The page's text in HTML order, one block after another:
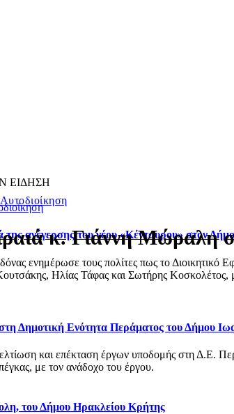
ΕΙΔΗΣΗ
ανέγερσης του νέου «Κένταυρου» στον
ενημέρωσε τους πολίτες πως το Διοικητικό
Ηλίας Τάφας και Σωτήρης Κοσκολέτος,
Δημοτική Ενότητα Περάματος του Δήμου
και επέκταση έργων υποδομής στη Δ.Ε.
με τον ανάδοχο του έργου.
του Δήμου Ηρακλείου Κρήτης
κ. Γιάννη Μώραλη